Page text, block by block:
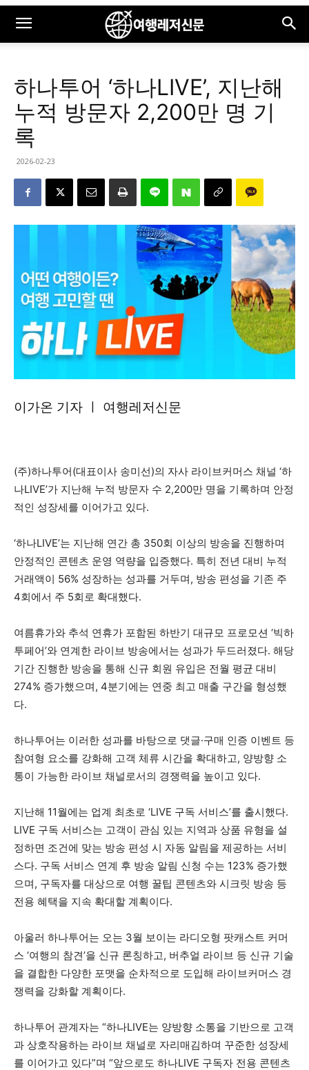
하나투어 ‘하나LIVE’, 지난해
누적 방문자 2,200만 명 기
록
2026-02-23
이가온 기자 ㅣ 여행레저신문
(주)하나투어(대표이사 송미선)의 자사 라이브커머스 채널 ‘하
나LIVE’가 지난해 누적 방문자 수 2,200만 명을 기록하며 안정
적인 성장세를 이어가고 있다.
‘하나LIVE’는 지난해 연간 총 350회 이상의 방송을 진행하며
안정적인 콘텐츠 운영 역량을 입증했다. 특히 전년 대비 누적
거래액이 56% 성장하는 성과를 거두며, 방송 편성을 기존 주
4회에서 주 5회로 확대했다.
여름휴가와 추석 연휴가 포함된 하반기 대규모 프로모션 ‘빅하
투페어’와 연계한 라이브 방송에서는 성과가 두드러졌다. 해당
기간 진행한 방송을 통해 신규 회원 유입은 전월 평균 대비
274% 증가했으며, 4분기에는 연중 최고 매출 구간을 형성했
다.
하나투어는 이러한 성과를 바탕으로 댓글·구매 인증 이벤트 등
참여형 요소를 강화해 고객 체류 시간을 확대하고, 양방향 소
통이 가능한 라이브 채널로서의 경쟁력을 높이고 있다.
지난해 11월에는 업계 최초로 ‘LIVE 구독 서비스’를 출시했다.
LIVE 구독 서비스는 고객이 관심 있는 지역과 상품 유형을 설
정하면 조건에 맞는 방송 편성 시 자동 알림을 제공하는 서비
스다. 구독 서비스 연계 후 방송 알림 신청 수는 123% 증가했
으며, 구독자를 대상으로 여행 꿀팁 콘텐츠와 시크릿 방송 등
전용 혜택을 지속 확대할 계획이다.
아울러 하나투어는 오는 3월 보이는 라디오형 팟캐스트 커머
스 ‘여행의 참견’을 신규 론칭하고, 버추얼 라이브 등 신규 기술
을 결합한 다양한 포맷을 순차적으로 도입해 라이브커머스 경
쟁력을 강화할 계획이다.
하나투어 관계자는 “하나LIVE는 양방향 소통을 기반으로 고객
과 상호작용하는 라이브 채널로 자리매김하며 꾸준한 성장세
를 이어가고 있다”며 “앞으로도 하나LIVE 구독자 전용 콘텐츠